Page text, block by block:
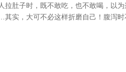
拉肚子时，既不敢吃，也不敢喝，以
实，大可不必这样折磨自己！腹泻时